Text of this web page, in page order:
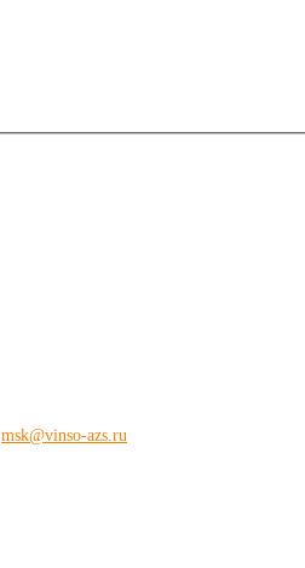
msk@vinso-azs.ru